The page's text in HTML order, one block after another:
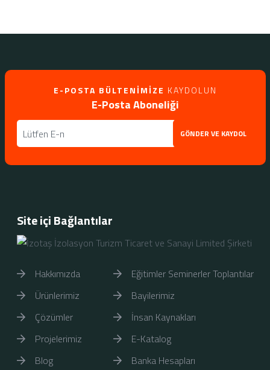
E-POSTA BÜLTENIMIZE KAYDOLUN
E-Posta Aboneliği
GÖNDER VE KAYDOL
Site içi Bağlantılar
Hakkımızda
Ürünlerimiz
Çözümler
Projelerimiz
Blog
Eğitimler Seminerler Toplantılar
Bayilerimiz
İnsan Kaynakları
E-Katalog
Banka Hesapları